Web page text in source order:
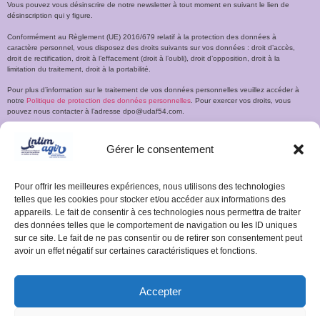
Gérer le consentement
Pour offrir les meilleures expériences, nous utilisons des technologies
telles que les cookies pour stocker et/ou accéder aux informations des
appareils. Le fait de consentir à ces technologies nous permettra de traiter
des données telles que le comportement de navigation ou les ID uniques
sur ce site. Le fait de ne pas consentir ou de retirer son consentement peut
avoir un effet négatif sur certaines caractéristiques et fonctions.
Accepter
Vous pouvez vous désinscrire de notre newsletter à tout moment en suivant le lien de
désinscription qui y figure.
Conformément au Règlement (UE) 2016/679 relatif à la protection des données à
caractère personnel, vous disposez des droits suivants sur vos données : droit d’accès,
droit de rectification, droit à l’effacement (droit à l’oubli), droit d’opposition, droit à la
limitation du traitement, droit à la portabilité.
Pour plus d’information sur le traitement de vos données personnelles veuillez accéder à
notre Politique de protection des données personnelles. Pour exercer vos droits, vous
pouvez nous contacter à l’adresse dpo@udaf54.com.